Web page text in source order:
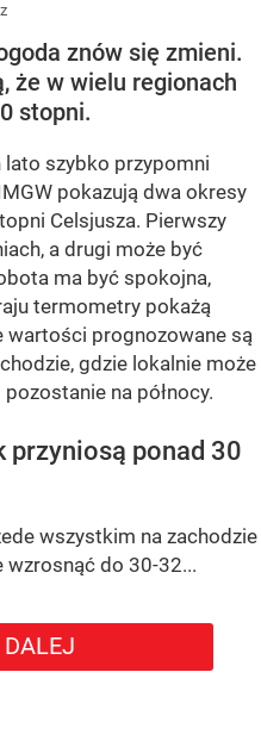
znów się zmieni.
że w wielu regionach
stopni.
lato szybko przypomni
pokazują dwa okresy
Celsjusza. Pierwszy
a drugi może być
ma być spokojna,
termometry pokażą
wartości prognozowane są
gdzie lokalnie może
na północy.
przyniosą ponad 30
wszystkim na zachodzie
wzrosnąć do 30-32...